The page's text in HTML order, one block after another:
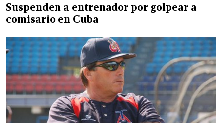
Suspenden a entrenador por golpear a
comisario en Cuba